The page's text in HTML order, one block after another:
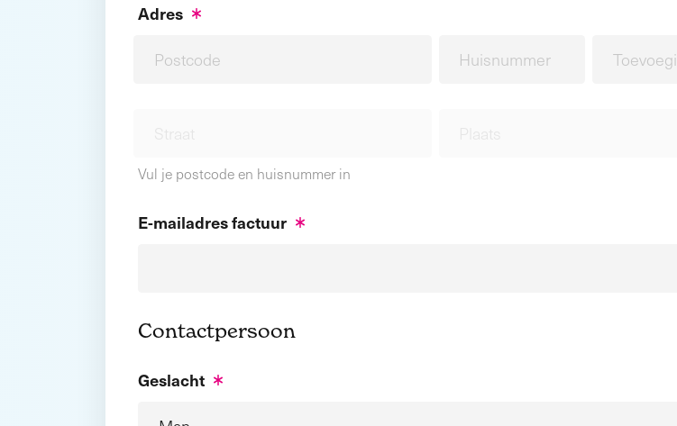
Adres
Vul je postcode en huisnummer in
E-mailadres factuur
Contactpersoon
Geslacht